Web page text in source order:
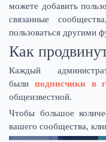
можете добавить
связанные
пользоваться другими
Как
Каждый
были подписчики в
общеизвестной.
Чтобы большое
вашего сообщества,